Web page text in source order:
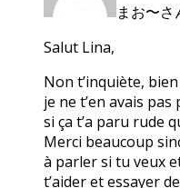
まお〜さ
Salut Lina,
Non t’inquiète,
je ne t’en avais
si ça t’a paru rude
Merci beaucoup
à parler si tu veux
t’aider et essayer